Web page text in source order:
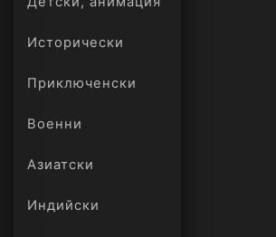
Исторически
Приключенски
Военни
Азиатски
Индийски